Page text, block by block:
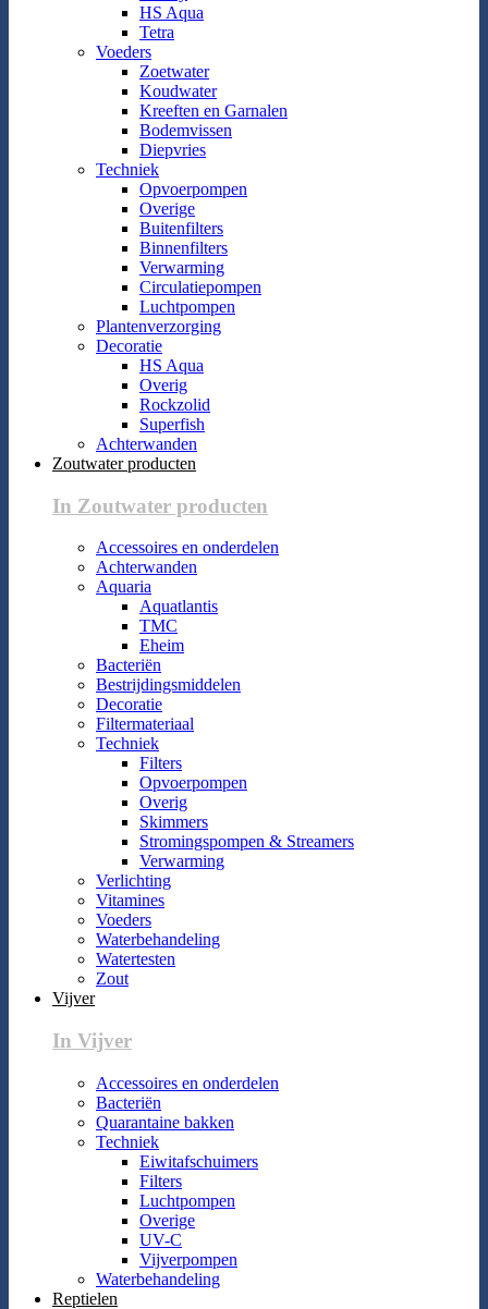
HS Aqua
Tetra
Voeders
Zoetwater
Koudwater
Kreeften en Garnalen
Bodemvissen
Diepvries
Techniek
Opvoerpompen
Overige
Buitenfilters
Binnenfilters
Verwarming
Circulatiepompen
Luchtpompen
Plantenverzorging
Decoratie
HS Aqua
Overig
Rockzolid
Superfish
Achterwanden
Zoutwater producten
In Zoutwater producten
Accessoires en onderdelen
Achterwanden
Aquaria
Aquatlantis
TMC
Eheim
Bacteriën
Bestrijdingsmiddelen
Decoratie
Filtermateriaal
Techniek
Filters
Opvoerpompen
Overig
Skimmers
Stromingspompen & Streamers
Verwarming
Verlichting
Vitamines
Voeders
Waterbehandeling
Watertesten
Zout
Vijver
In Vijver
Accessoires en onderdelen
Bacteriën
Quarantaine bakken
Techniek
Eiwitafschuimers
Filters
Luchtpompen
Overige
UV-C
Vijverpompen
Waterbehandeling
Reptielen